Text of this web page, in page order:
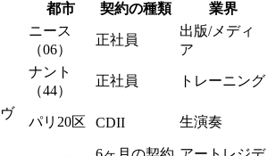
都市 契約の種類 業界
ニース
（06）
正社員
出版/メディ
ア
ナント
（44）
正社員 トレーニング
パリ20区 CDII 生演奏